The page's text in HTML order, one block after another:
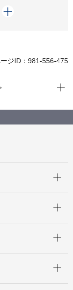
ジID：981-556-475
の状況について
現在